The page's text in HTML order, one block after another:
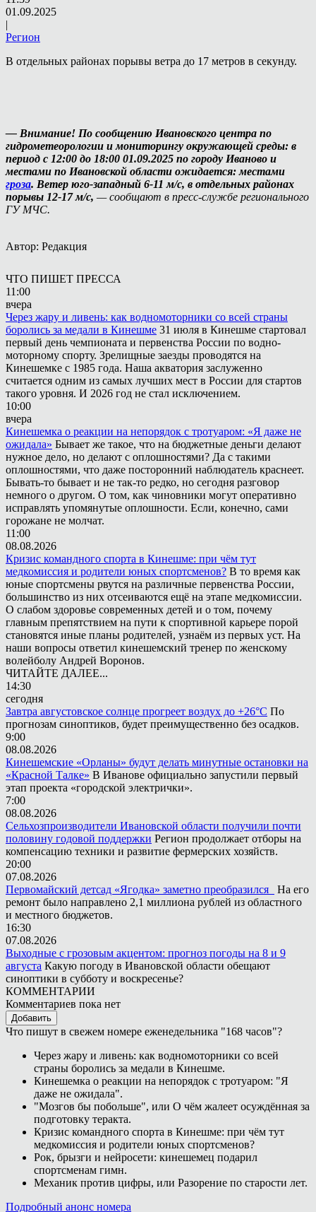
01.09.2025
|
Регион
В отдельных районах порывы ветра до 17 метров в секунду.
— Внимание! По сообщению Ивановского центра по
гидрометеорологии и мониторингу окружающей среды: в
период с 12:00 до 18:00 01.09.2025 по городу Иваново и
местами по Ивановской области ожидается: местами
гроза. Ветер юго-западный 6-11 м/с, в отдельных районах
порывы 12-17 м/с, — сообщают в пресс-службе регионального
ГУ МЧС.
Автор: Редакция
ЧТО ПИШЕТ ПРЕССА
11:00
вчера
Через жару и ливень: как водномоторники со всей страны
боролись за медали в Кинешме 31 июля в Кинешме стартовал
первый день чемпионата и первенства России по водно-
моторному спорту. Зрелищные заезды проводятся на
Кинешемке с 1985 года. Наша акватория заслуженно
считается одним из самых лучших мест в России для стартов
такого уровня. И 2026 год не стал исключением.
10:00
вчера
Кинешемка о реакции на непорядок с тротуаром: «Я даже не
ожидала» Бывает же такое, что на бюджетные деньги делают
нужное дело, но делают с оплошностями? Да с такими
оплошностями, что даже посторонний наблюдатель краснеет.
Бывать-то бывает и не так-то редко, но сегодня разговор
немного о другом. О том, как чиновники могут оперативно
исправлять упомянутые оплошности. Если, конечно, сами
горожане не молчат.
11:00
08.08.2026
Кризис командного спорта в Кинешме: при чём тут
медкомиссия и родители юных спортсменов? В то время как
юные спортсмены рвутся на различные первенства России,
большинство из них отсеиваются ещё на этапе медкомиссии.
О слабом здоровье современных детей и о том, почему
главным препятствием на пути к спортивной карьере порой
становятся иные планы родителей, узнаём из первых уст. На
наши вопросы ответил кинешемский тренер по женскому
волейболу Андрей Воронов.
ЧИТАЙТЕ ДАЛЕЕ...
14:30
сегодня
Завтра августовское солнце прогреет воздух до +26°С По
прогнозам синоптиков, будет преимущественно без осадков.
9:00
08.08.2026
Кинешемские «Орланы» будут делать минутные остановки на
«Красной Талке» В Иванове официально запустили первый
этап проекта «городской электрички».
7:00
08.08.2026
Сельхозпроизводители Ивановской области получили почти
половину годовой поддержки Регион продолжает отборы на
компенсацию техники и развитие фермерских хозяйств.
20:00
07.08.2026
Первомайский детсад «Ягодка» заметно преобразился
На его
ремонт было направлено 2,1 миллиона рублей из областного
и местного бюджетов.
16:30
07.08.2026
Выходные с грозовым акцентом: прогноз погоды на 8 и 9
августа Какую погоду в Ивановской области обещают
синоптики в субботу и воскресенье?
КОММЕНТАРИИ
Комментариев пока нет
Добавить
Что пишут в свежем номере еженедельника "168 часов"?
Через жару и ливень: как водномоторники со всей
страны боролись за медали в Кинешме.
Кинешемка о реакции на непорядок с тротуаром: "Я
даже не ожидала".
"Мозгов бы побольше", или О чём жалеет осуждённая за
подготовку теракта.
Кризис командного спорта в Кинешме: при чём тут
медкомиссия и родители юных спортсменов?
Рок, брызги и нейросети: кинешемец подарил
спортсменам гимн.
Механик против цифры, или Разорение по старости лет.
Подробный анонс номера